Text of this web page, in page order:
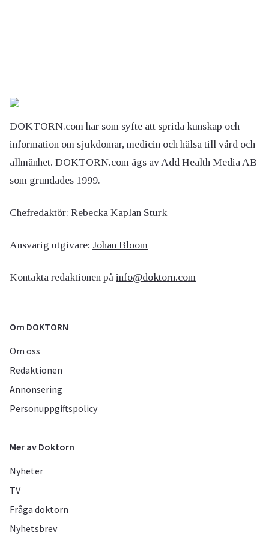
DOKTORN.com har som syfte att sprida kunskap och
information om sjukdomar, medicin och hälsa till vård och
allmänhet. DOKTORN.com ägs av Add Health Media AB
som grundades 1999.
Chefredaktör: Rebecka Kaplan Sturk
Ansvarig utgivare: Johan Bloom
Kontakta redaktionen på info@doktorn.com
Om DOKTORN
Om oss
Redaktionen
Annonsering
Personuppgiftspolicy
Mer av Doktorn
Nyheter
TV
Fråga doktorn
Nyhetsbrev